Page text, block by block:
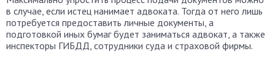
в случае, если истец нанимает адвоката. Тогда от него лишь
потребуется предоставить личные документы, а
подготовкой иных бумаг будет заниматься адвокат, а также
инспекторы ГИБДД, сотрудники суда и страховой фирмы.